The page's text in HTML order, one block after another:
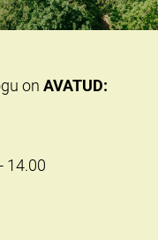
on AVATUD:
14.00